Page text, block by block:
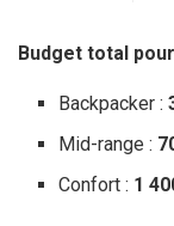
Budget total pour
Backpacker :
Mid-range :
Confort : 1